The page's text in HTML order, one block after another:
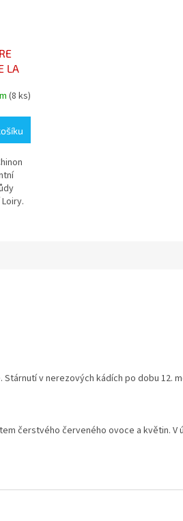
LA
(8 ks)
v nerezových kádích po dobu 12.
čerstvého červeného ovoce a květin.